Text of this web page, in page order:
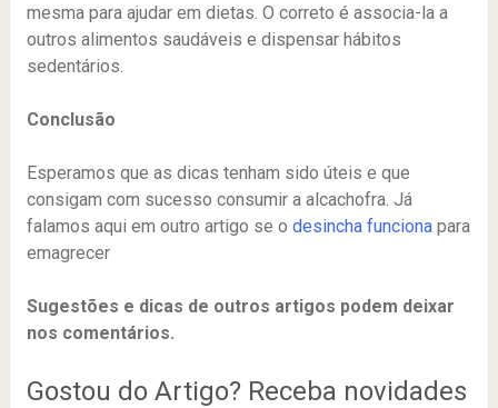
mesma para ajudar em dietas. O correto é associa-la a
outros alimentos saudáveis e dispensar hábitos
sedentários.
Conclusão
Esperamos que as dicas tenham sido úteis e que
consigam com sucesso consumir a alcachofra. Já
falamos aqui em outro artigo se o desincha funcionapara
emagrecer
Sugestões e dicas de outros artigos podem deixar
nos comentários.
Gostou do Artigo? Receba novidades